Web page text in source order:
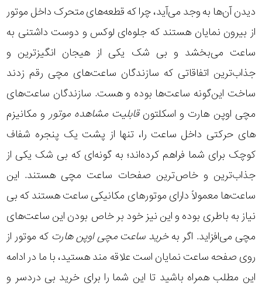
دیدن آن‌ها به وجد می‌آید، چرا که قطعه‌های متحرک داخل موتور
از بیرون نمایان هستند که جلوه‌ای لوکس و دوست داشتنی به
ساعت می‌بخشد و بی شک یکی از هیجان انگیزترین و
جذاب‌ترین اتفاقاتی که سازندگان ساعت‌های مچی رقم زدند
ساخت این‌گونه ساعت‌ها بوده و هست. سازندگان ساعت‌های
مچی اوپن هارت و اسکلتونقابلیت مشاهده موتور و مکانیزم
های حرکتی داخل ساعت را، تنها از پشت یک پنجره شفاف
کوچک برای شما فراهم کرده‌اند؛ به گونه‌ای که بی شک یکی از
جذاب‌ترین و خاص‌ترین صفحات ساعت مچی هستند. این
ساعت‌ها معمولاً دارای موتورهای مکانیکی ساعتهستند که بی
نیاز به باطری بوده و این نیز خود بر خاص بودن این ساعت‌های
مچی می‌افزاید. اگر بهخرید ساعت مچی اوپن هارت که موتور از
روی صفحه ساعت نمایان است علاقه مند هستید، با ما در ادامه
این مطلب همراه باشید تا این شما را برای خرید بی دردسر و